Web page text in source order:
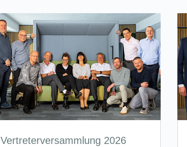
Vertreterversammlung 2026